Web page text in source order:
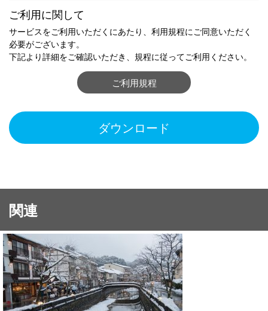
ご利用に関して
サービスをご利用いただくにあたり、利用規程にご同意いただく
必要がございます。
下記より詳細をご確認いただき、規程に従ってご利用ください。
ご利用規程
ダウンロード
関連